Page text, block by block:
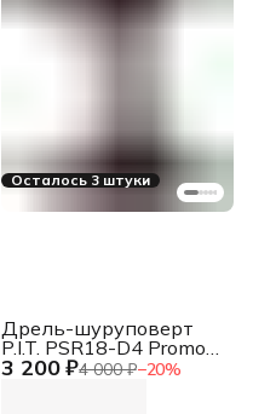
Осталось 3 штуки
3 200 ₽4 000 ₽−20%
Дрель-шуруповерт
P.I.T. PSR18-D4 Promo
аккум.